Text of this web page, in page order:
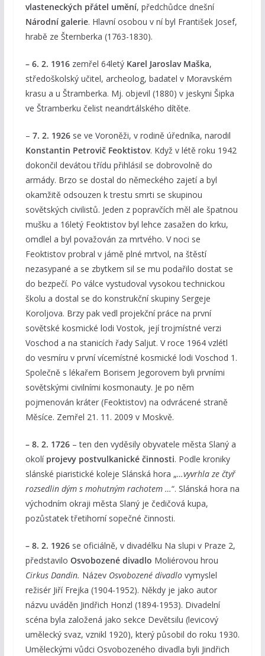
vlasteneckých přátel umění, předchůdce dnešní
Národní galerie. Hlavní osobou v ní byl František Josef,
hrabě ze Šternberka (1763-1830).
– 6. 2. 1916zemřel 64letý Karel Jaroslav Maška,
středoškolský učitel, archeolog, badatel v Moravském
krasu a u Štramberka. Mj. objevil (1880) v jeskyni Šipka
ve Štramberku čelist neandrtálského dítěte.
– 7. 2. 1926se ve Voroněži, v rodině úředníka, narodil
Konstantin Petrovič Feoktistov. Když v létě roku 1942
dokončil devátou třídu přihlásil se dobrovolně do
armády. Brzo se dostal do německého zajetí a byl
okamžitě odsouzen k trestu smrti se skupinou
sovětských civilistů. Jeden z popravčích měl ale špatnou
mušku a 16letý Feoktistov byl lehce zasažen do krku,
omdlel a byl považován za mrtvého. V noci se
Feoktistov probral v jámě plné mrtvol, na štěstí
nezasypané a se zbytkem sil se mu podařilo dostat se
do bezpečí. Po válce vystudoval vysokou technickou
školu a dostal se do konstrukční skupiny Sergeje
Koroljova. Brzy pak vedl projekční práce na první
sovětské kosmické lodi Vostok, její trojmístné verzi
Voschod a na stanicích řady Saljut. V roce 1964 vzlétl
do vesmíru v první vícemístné kosmické lodi Voschod 1.
Společně s lékařem Borisem Jegorovem byli prvními
sovětskými civilními kosmonauty. Je po něm
pojmenován kráter (Feoktistov) na odvrácené straně
Měsíce. Zemřel 21. 11. 2009 v Moskvě.
– 8. 2. 1726– ten den vyděsily obyvatele města Slaný a
okolí projevy postvulkanické činnosti. Podle kroniky
slánské piaristické koleje Slánská hora „…vyvrhla ze čtyř
rozsedlin dým s mohutným rachotem …“. Slánská hora na
východním okraji města Slaný je čedičová kupa,
pozůstatek třetihorní sopečné činnosti.
– 8. 2. 1926se oficiálně, v divadélku Na slupi v Praze 2,
představilo Osvobozené divadlo Moliérovou hrou
Cirkus Dandin. Název Osvobozené divadlovymyslel
režisér Jiří Frejka (1904-1952). Někdy je jako autor
názvu uváděn Jindřich Honzl (1894-1953). Divadelní
scéna byla založená jako sekce Devětsilu (levicový
umělecký svaz, vznikl 1920), který působil do roku 1930.
Uměleckými vůdci Osvobozeného divadla byli Jindřich